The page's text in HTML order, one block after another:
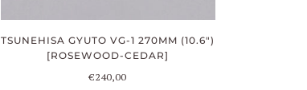
TSUNEHISA GYUTO VG-1 270MM (10.6")
[ROSEWOOD-CEDAR]
€240,00